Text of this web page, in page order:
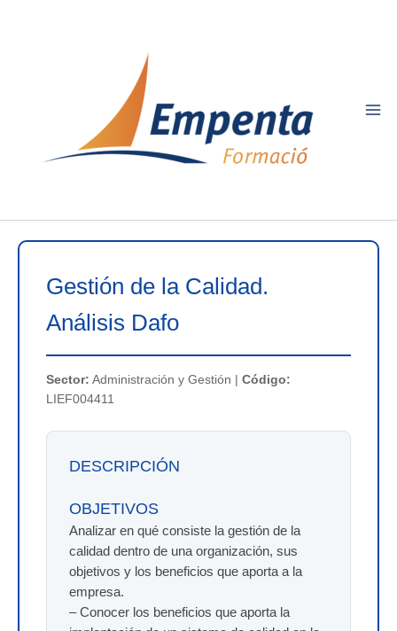
Gestión de la Calidad.
Análisis Dafo
Sector: Administración y Gestión | Código:
LIEF004411
DESCRIPCIÓN
OBJETIVOS
Analizar en qué consiste la gestión de la
calidad dentro de una organización, sus
objetivos y los beneficios que aporta a la
empresa.
– Conocer los beneficios que aporta la